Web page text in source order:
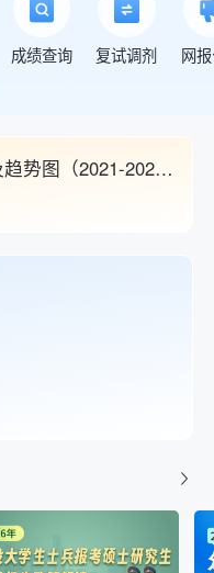
成绩查询 复试调剂 网
近五年研考分数线及趋势图（2021-2025）